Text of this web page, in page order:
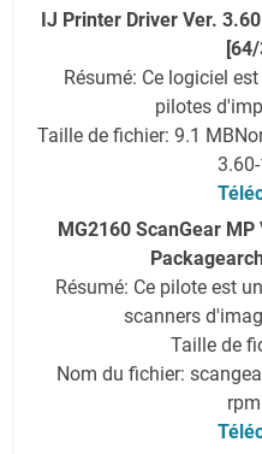
IJ Printer Driver Ver.
Résumé: Ce logiciel
pilotes
Taille de fichier: 9.1 MB
MG2160 ScanGear
Résumé: Ce pilote est
scanners
Taille de
Nom du fichier: